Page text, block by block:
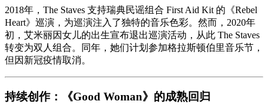
2018年，The Staves 支持瑞典民谣组合 First Aid Kit 的《Rebel
Heart》巡演，为巡演注入了独特的音乐色彩。然而，2020年
初，艾米丽因女儿的出生宣布退出巡演活动，从此 The Staves
转变为双人组合。同年，她们计划参加格拉斯顿伯里音乐节，
但因新冠疫情取消。
持续创作：《Good Woman》的成熟回归